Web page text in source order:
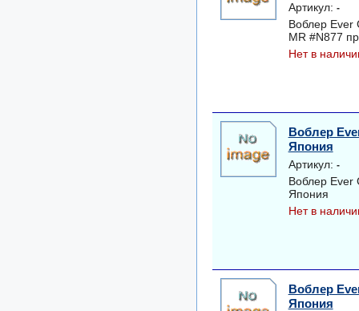
Артикул: -
Воблер Ever
MR #N877
Нет в
Воблер
Япония
Артикул: -
Воблер Ever
Япония
Нет в
Воблер
Япония